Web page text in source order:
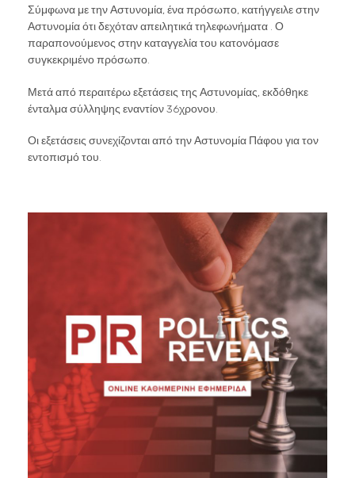
Σύμφωνα με την Αστυνομία, ένα πρόσωπο, κατήγγειλε στην
Αστυνομία ότι δεχόταν απειλητικά τηλεφωνήματα . Ο
παραπονούμενος στην καταγγελία του κατονόμασε
συγκεκριμένο πρόσωπο.
Μετά από περαιτέρω εξετάσεις της Αστυνομίας, εκδόθηκε
ένταλμα σύλληψης εναντίον 36χρονου.
Οι εξετάσεις συνεχίζονται από την Αστυνομία Πάφου για τον
εντοπισμό του.